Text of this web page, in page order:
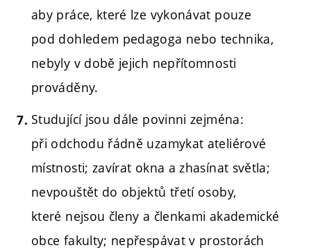
aby práce, které lze vykonávat pouze
pod dohledem pedagoga nebo technika,
nebyly v době jejich nepřítomnosti
prováděny.
Studující jsou dále povinni zejména:
při odchodu řádně uzamykat ateliérové
místnosti; zavírat okna a zhasínat světla;
nevpouštět do objektů třetí osoby,
které nejsou členy a členkami akademické
obce fakulty; nepřespávat v prostorách